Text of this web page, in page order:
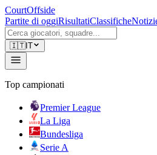
CourtOffside
Partite di oggiRisultatiClassifiche
🇮🇹IT
Top campionati
Premier League
La Liga
Bundesliga
Serie A